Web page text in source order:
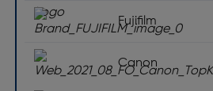
Fujifilm
Canon